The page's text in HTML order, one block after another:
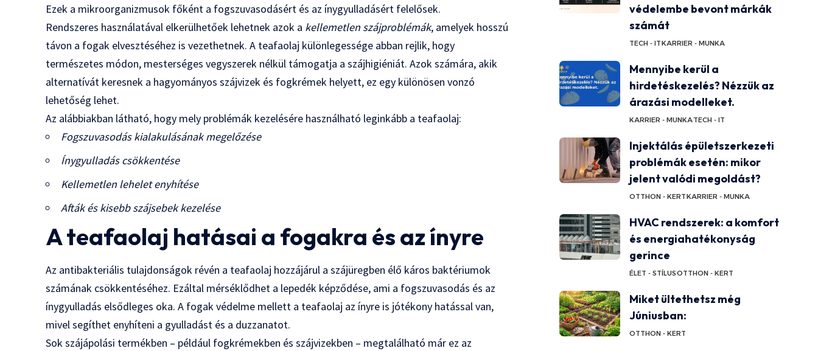
Ezek a mikroorganizmusok főként a fogszuvasodásért és az ínygyulladásért felelősek.
Rendszeres használatával elkerülhetőek lehetnek azok a kellemetlen szájproblémák, amelyek hosszú
távon a fogak elvesztéséhez is vezethetnek. A teafaolaj különlegessége abban rejlik, hogy
természetes módon, mesterséges vegyszerek nélkül támogatja a szájhigiéniát. Azok számára, akik
alternatívát keresnek a hagyományos szájvizek és fogkrémek helyett, ez egy különösen vonzó
lehetőség lehet.
Az alábbiakban látható, hogy mely problémák kezelésére használható leginkább a teafaolaj:
Fogszuvasodás kialakulásának megelőzése
Ínygyulladás csökkentése
Kellemetlen lehelet enyhítése
Afták és kisebb szájsebek kezelése
A teafaolaj hatásai a fogakra és az ínyre
Az antibakteriális tulajdonságok révén a teafaolaj hozzájárul a szájüregben élő káros baktériumok
számának csökkentéséhez. Ezáltal mérséklődhet a lepedék képződése, ami a fogszuvasodás és az
ínygyulladás elsődleges oka. A fogak védelme mellett a teafaolaj az ínyre is jótékony hatással van,
mivel segíthet enyhíteni a gyulladást és a duzzanatot.
Sok szájápolási termékben – például fogkrémekben és szájvizekben – megtalálható már ez az
védelembe bevont márkák
számát
TECH - ITKARRIER - MUNKA
Mennyibe kerül a
hirdetéskezelés? Nézzük az
árazási modelleket.
KARRIER - MUNKATECH - IT
Injektálás épületszerkezeti
problémák esetén: mikor
jelent valódi megoldást?
OTTHON - KERTKARRIER - MUNKA
HVAC rendszerek: a komfort
és energiahatékonyság
gerince
ÉLET - STÍLUSOTTHON - KERT
Miket ültethetsz még
Júniusban:
OTTHON - KERT